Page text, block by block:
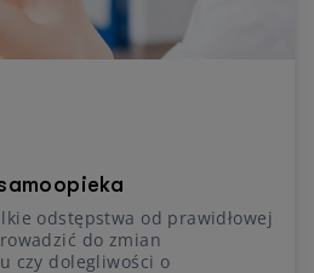
odstępstwa od prawidłowej
do zmian
czy dolegliwości o